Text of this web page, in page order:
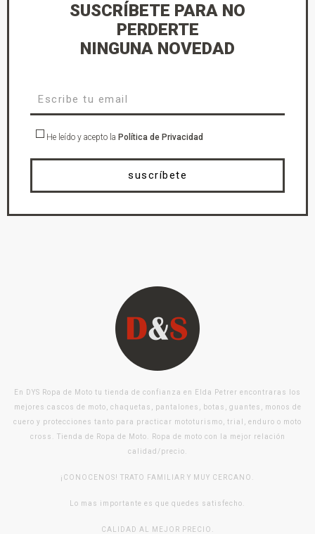
SUSCRÍBETE PARA NO
PERDERTE
NINGUNA NOVEDAD
He leído y acepto la Política de Privacidad
suscríbete
En DYS Ropa de Moto tu tienda de confianza en Elda Petrer encontraras los
mejores cascos de moto, chaquetas, pantalones, botas, guantes, monos de
cuero y protecciones tanto para practicar mototurismo, trial, enduro o moto
cross. Tienda de Ropa de Moto. Ropa de moto con la mejor relación
calidad/precio.
¡CONOCENOS! TRATO FAMILIAR Y MUY CERCANO.
Lo mas importante es que quedes satisfecho.
CALIDAD AL MEJOR PRECIO.